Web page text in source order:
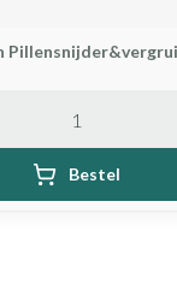
Bestel